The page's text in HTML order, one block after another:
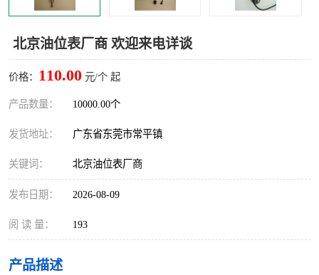
北京油位表厂商 欢迎来电详谈
价格： 110.00 元/个 起
产品数量： 10000.00个
发货地址： 广东省东莞市常平镇
关键词： 北京油位表厂商
发布日期： 2026-08-09
阅 读 量： 193
产品描述